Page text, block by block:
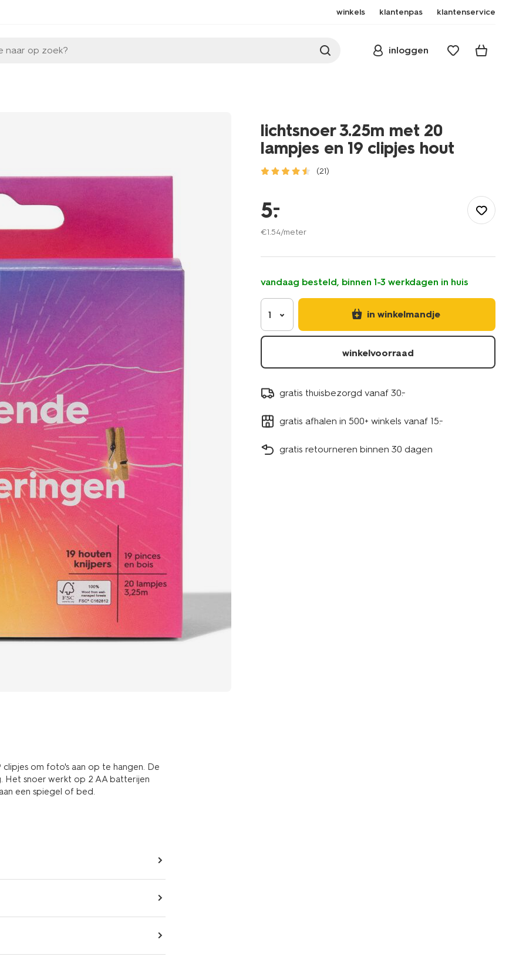
winkels klantenpas klantenservice
naar op zoek? inloggen
clipjes om foto's aan op te hangen. De
Het snoer werkt op 2 AA batterijen
een spiegel of bed.
lichtsnoer 3.25m met 20
lampjes en 19 clipjes hout
(21)
3.25m-
20-
clipjes-
hout-
60320007.html
5.
–
€1.54/meter
vandaag besteld, binnen 1-3 werkdagen in huis
1 in winkelmandje
winkelvoorraad
gratis thuisbezorgd vanaf 30.-
gratis afhalen in 500+ winkels vanaf 15.-
gratis retourneren binnen 30 dagen